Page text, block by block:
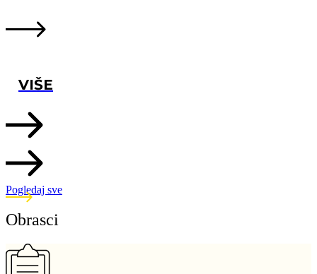
VIŠE
Pogledaj sve
Obrasci